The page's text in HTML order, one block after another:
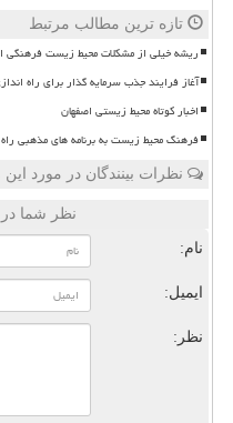
تازه ترین مطالب مرتبط
ریشه خیلی از مشکلات محیط زیست
آغاز فرایند جذب سرمایه گذار برای راه اندازی زباله
اخبار کوتاه محیط زیستی اصفهان
فرهنگ محیط زیست به برنامه های مذهبی
نظرات بینندگان در مورد
نظر شما
نام:
ایمیل:
نظر: